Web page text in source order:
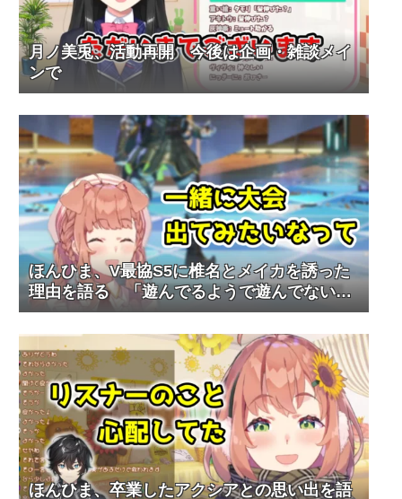
月ノ美兎、活動再開 今後は企画・雑談メイ
ンで
ほんひま、V最協S5に椎名とメイカを誘った
理由を語る 「遊んでるようで遊んでないか
ら」
ほんひま、卒業したアクシアとの思い出を語